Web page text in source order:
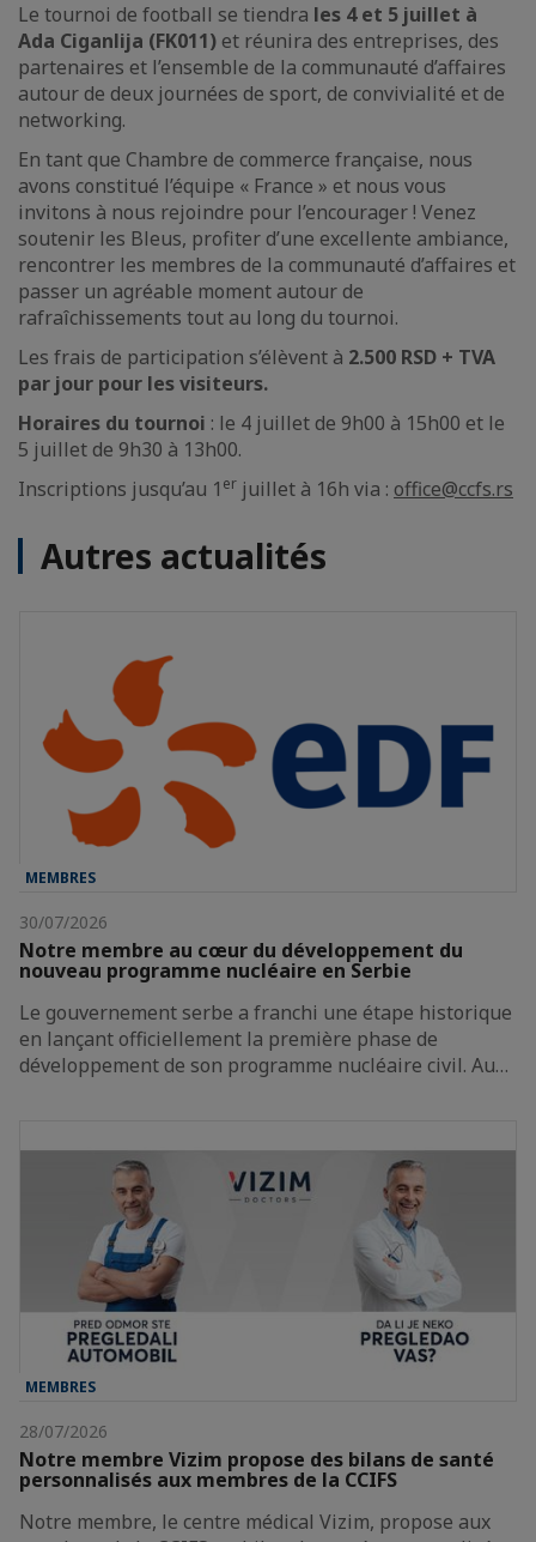
Le tournoi de football se tiendra les 4 et 5 juillet à
Ada Ciganlija (FK011) et réunira des entreprises, des
partenaires et l’ensemble de la communauté d’affaires
autour de deux journées de sport, de convivialité et de
networking.
En tant que Chambre de commerce française, nous
avons constitué l’équipe « France » et nous vous
invitons à nous rejoindre pour l’encourager ! Venez
soutenir les Bleus, profiter d’une excellente ambiance,
rencontrer les membres de la communauté d’affaires et
passer un agréable moment autour de
rafraîchissements tout au long du tournoi.
Les frais de participation s’élèvent à 2.500 RSD + TVA
par jour pour les visiteurs.
Horaires du tournoi : le 4 juillet de 9h00 à 15h00 et le
5 juillet de 9h30 à 13h00.
Inscriptions jusqu’au 1 er juillet à 16h via : office@ccfs.rs
Autres actualités
MEMBRES
30/07/2026
Notre membre au cœur du développement du
nouveau programme nucléaire en Serbie
Le gouvernement serbe a franchi une étape historique
en lançant officiellement la première phase de
développement de son programme nucléaire civil. Au…
MEMBRES
28/07/2026
Notre membre Vizim propose des bilans de santé
personnalisés aux membres de la CCIFS
Notre membre, le centre médical Vizim, propose aux